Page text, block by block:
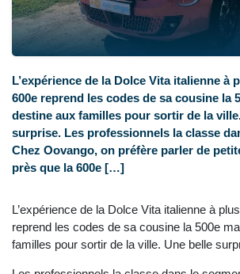
L’expérience de la Dolce Vita italienne à
600e reprend les codes de sa cousine la
destine aux familles pour sortir de la
surprise. Les professionnels la classe
Chez Oovango, on préfère parler de
près que la 600e […]
L’expérience de la Dolce Vita italienne à
reprend les codes de sa cousine la 500e
familles pour sortir de la ville. Une belle